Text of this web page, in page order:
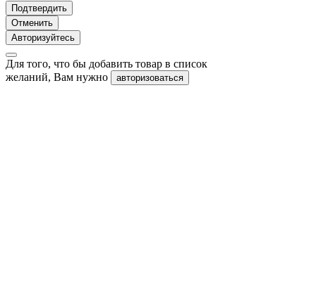
Подтвердить
Отменить
Авторизуйтесь
Для того, что бы добавить товар в список
желаний, Вам нужно
авторизоваться